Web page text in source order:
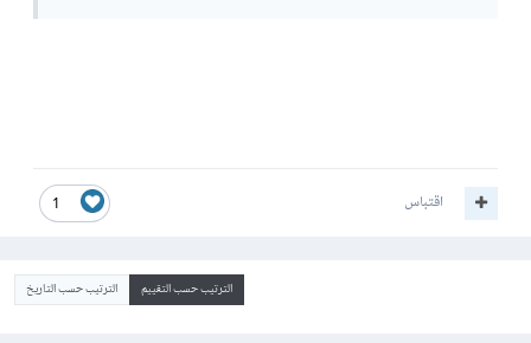
1 اقتباس
الترتيب حسب التقييم الترتيب حسب التاريخ